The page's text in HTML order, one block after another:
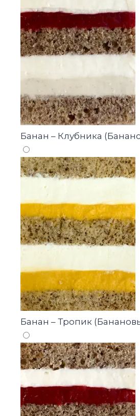
Банан – Клубника
Банан – Тропик